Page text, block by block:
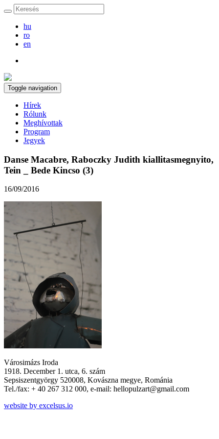
hu
ro
en
Toggle navigation
Hírek
Rólunk
Meghívottak
Program
Jegyek
Danse Macabre, Raboczky Judith kiallitasmegnyito,
Tein _ Bede Kincso (3)
16/09/2016
Városimázs Iroda
1918. December 1. utca, 6. szám
Sepsiszentgyörgy 520008, Kovászna megye, Románia
Tel./fax: + 40 267 312 000, e-mail: hellopulzart@gmail.com
website by excelsus.io